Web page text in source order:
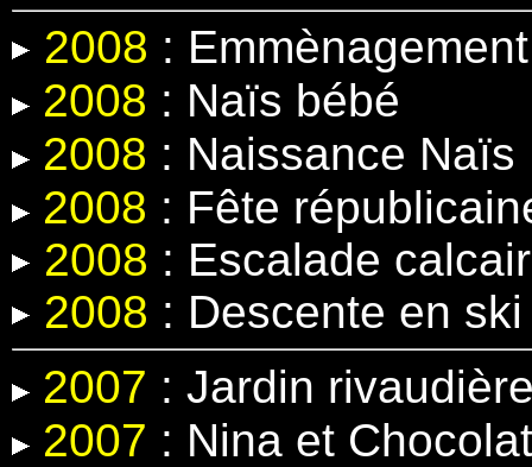
2008 :
2008 : Naïs bébé
2008 : Naissance Naïs
2008 : Fête
2008 : Escalade
2008 : Descente en
2007 : Jardin
2007 : Nina et Chocolat